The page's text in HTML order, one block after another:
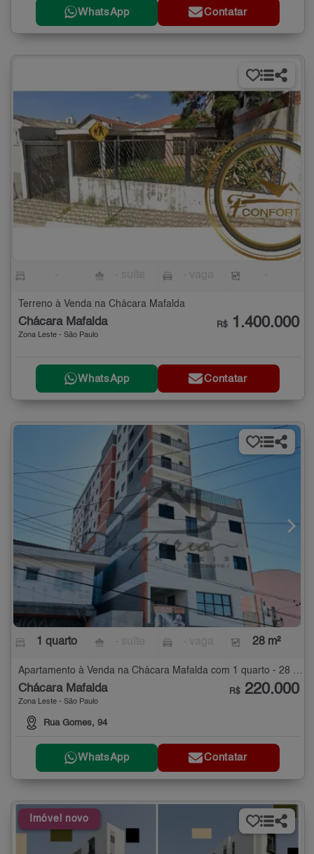
WhatsApp Contatar
Terreno à Venda na Chácara Mafalda
Chácara Mafalda
Zona Leste - São Paulo
R$ 1.400.000
WhatsApp Contatar
1 quarto 28 m²
Apartamento à Venda na Chácara Mafalda com 1 quarto - 28 m²
Chácara Mafalda
Zona Leste - São Paulo
Rua Gomes, 94
R$ 220.000
WhatsApp Contatar
Imóvel novo